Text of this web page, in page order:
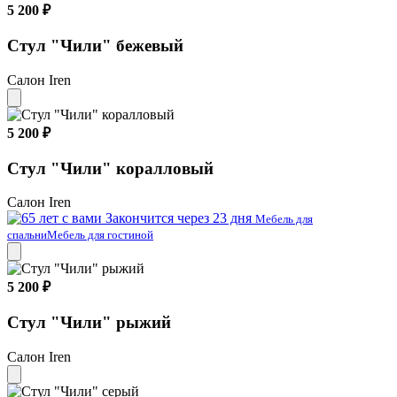
5 200 ₽
Стул "Чили" бежевый
Салон Iren
5 200 ₽
Стул "Чили" коралловый
Салон Iren
Закончится через 23 дня Мебель для
спальниМебель для гостиной
5 200 ₽
Стул "Чили" рыжий
Салон Iren